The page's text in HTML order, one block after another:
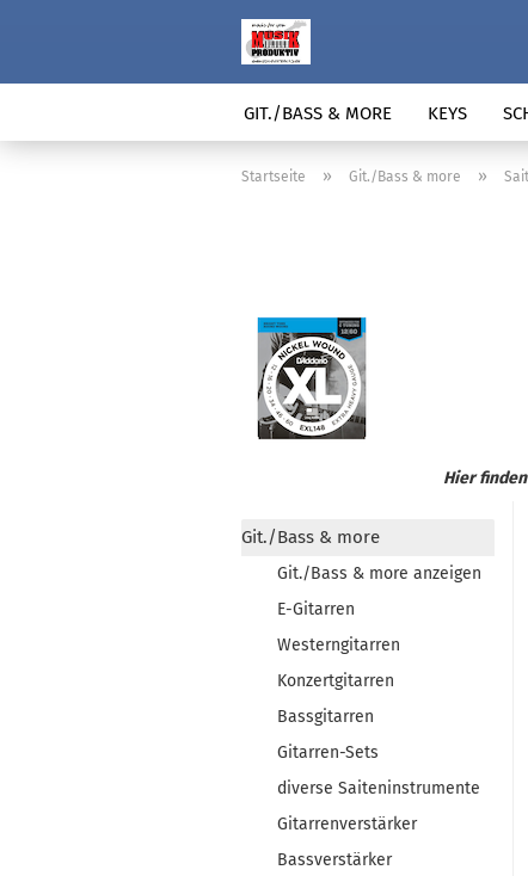
GIT./BASS & MORE KEYS
Startseite » Git./Bass & more »
Hier
Git./Bass & more
Git./Bass & more anzeigen
E-Gitarren
Westerngitarren
Konzertgitarren
Bassgitarren
Gitarren-Sets
diverse Saiteninstrumente
Gitarrenverstärker
Bassverstärker